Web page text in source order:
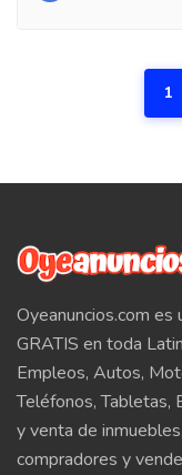
1
Oyeanuncios.com es
GRATIS en toda
Empleos, Autos,
Teléfonos, Tabletas,
y venta de
compradores y